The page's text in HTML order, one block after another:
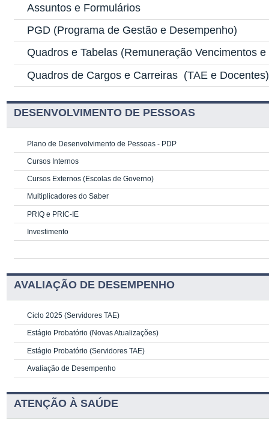
Assuntos e Formulários
PGD (Programa de Gestão e Desempenho)
Quadros e Tabelas (Remuneração Vencimentos
Quadros de Cargos e Carreiras (TAE e Docentes)
DESENVOLVIMENTO DE PESSOAS
Plano de Desenvolvimento de Pessoas - PDP
Cursos Internos
Cursos Externos (Escolas de Governo)
Multiplicadores do Saber
PRIQ e PRIC-IE
Investimento
AVALIAÇÃO DE DESEMPENHO
Ciclo 2025 (Servidores TAE)
Estágio Probatório (Novas Atualizações)
Estágio Probatório (Servidores TAE)
Avaliação de Desempenho
ATENÇÃO À SAÚDE